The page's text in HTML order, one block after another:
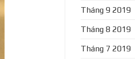
Tháng 9 2019
Tháng 8 2019
Tháng 7 2019